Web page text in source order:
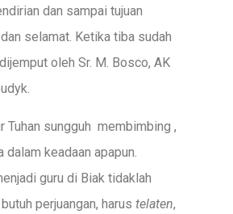
dan sampai tujuan
selamat. Ketika tiba sudah
oleh Sr. M. Bosco, AK
Tuhan sungguh membimbing ,
dalam keadaan apapun.
guru di Biak tidaklah
perjuangan, harus telaten,